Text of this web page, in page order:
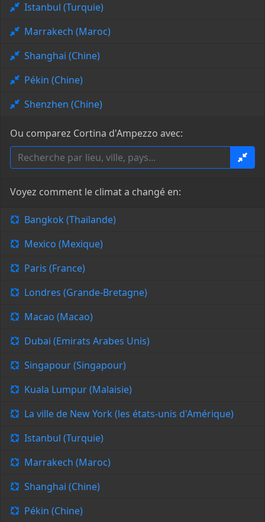
Istanbul (Turquie)
Marrakech (Maroc)
Shanghai (Chine)
Pékin (Chine)
Shenzhen (Chine)
Ou comparez Cortina d'Ampezzo avec:
Voyez comment le climat a changé en:
Bangkok (Thaïlande)
Mexico (Mexique)
Paris (France)
Londres (Grande-Bretagne)
Macao (Macao)
Dubai (Emirats Arabes Unis)
Singapour (Singapour)
Kuala Lumpur (Malaisie)
La ville de New York (les états-unis d'Amérique)
Istanbul (Turquie)
Marrakech (Maroc)
Shanghai (Chine)
Pékin (Chine)